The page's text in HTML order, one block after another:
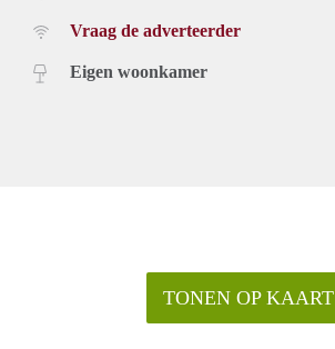
Vraag de adverteerder
Eigen woonkamer
TONEN OP KAART